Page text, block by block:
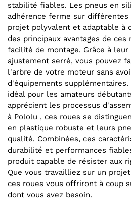
stabilité fiables. Les pneus en
adhérence ferme sur
projet polyvalent et adaptable à
des principaux avantages de
facilité de montage. Grâce à leur
ajustement serré, vous pouvez
l'arbre de votre moteur sans
d'équipements
idéal pour les amateurs
apprécient les processus
à Pololu , ces roues se
en plastique robuste et leurs
qualité. Combinées, ces
durabilité et performances
produit capable de résister aux
Que vous travailliez sur un
ces roues vous offriront à coup
dont vous avez besoin.